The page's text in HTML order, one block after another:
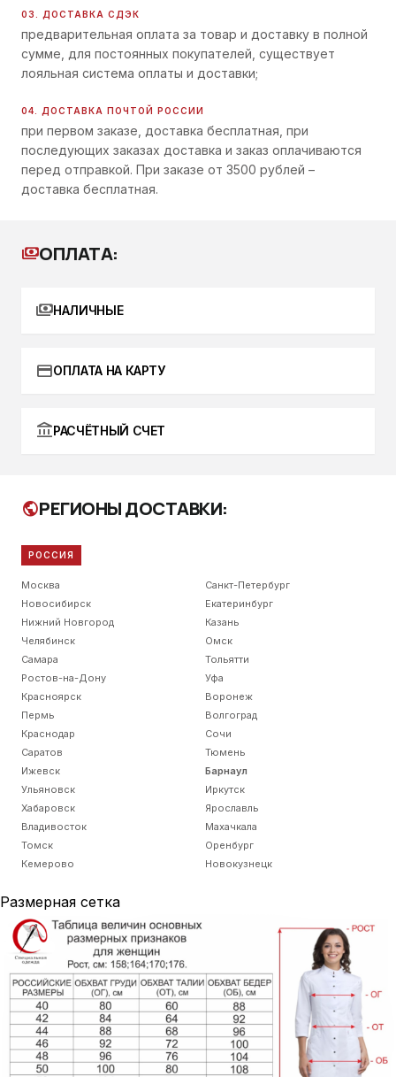
03. ДОСТАВКА СДЭК
предварительная оплата за товар и доставку в полной
сумме, для постоянных покупателей, существует
лояльная система оплаты и доставки;
04. ДОСТАВКА ПОЧТОЙ РОССИИ
при первом заказе, доставка бесплатная, при
последующих заказах доставка и заказ оплачиваются
перед отправкой. При заказе от 3500 рублей –
доставка бесплатная.
paymentsОПЛАТА:
paymentsНАЛИЧНЫЕ
credit_cardОПЛАТА НА КАРТУ
account_balanceРАСЧЁТНЫЙ СЧЕТ
publicРЕГИОНЫ ДОСТАВКИ:
РОССИЯ
Москва
Санкт-Петербург
Новосибирск
Екатеринбург
Нижний Новгород
Казань
Челябинск
Омск
Самара
Тольятти
Ростов-на-Дону
Уфа
Красноярск
Воронеж
Пермь
Волгоград
Краснодар
Сочи
Саратов
Тюмень
Ижевск
Барнаул
Ульяновск
Иркутск
Хабаровск
Ярославль
Владивосток
Махачкала
Томск
Оренбург
Кемерово
Новокузнецк
Размерная сетка